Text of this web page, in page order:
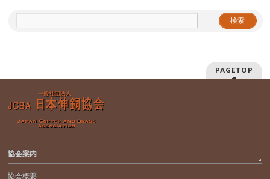
PAGETOP
協会案内
協会概要